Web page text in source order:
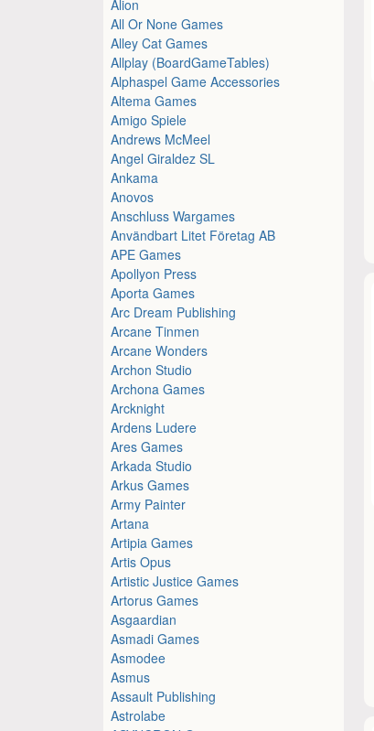
Alion
All Or None Games
Alley Cat Games
Allplay (BoardGameTables)
Alphaspel Game Accessories
Altema Games
Amigo Spiele
Andrews McMeel
Angel Giraldez SL
Ankama
Anovos
Anschluss Wargames
Användbart Litet Företag AB
APE Games
Apollyon Press
Aporta Games
Arc Dream Publishing
Arcane Tinmen
Arcane Wonders
Archon Studio
Archona Games
Arcknight
Ardens Ludere
Ares Games
Arkada Studio
Arkus Games
Army Painter
Artana
Artipia Games
Artis Opus
Artistic Justice Games
Artorus Games
Asgaardian
Asmadi Games
Asmodee
Asmus
Assault Publishing
Astrolabe